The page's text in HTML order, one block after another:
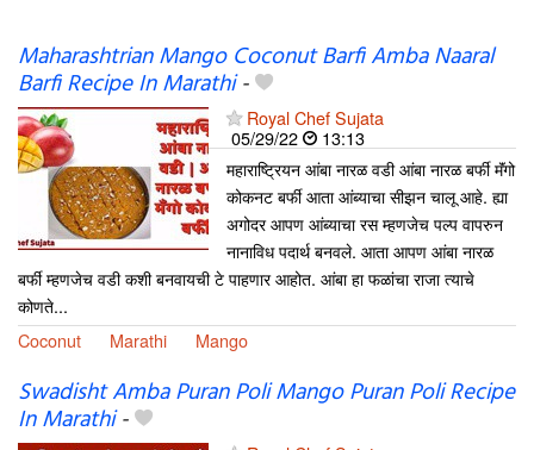
Maharashtrian Mango Coconut Barfi Amba Naaral
Barfi Recipe In Marathi-
Royal Chef Sujata
05/29/22
13:13
महाराष्ट्रियन आंबा नारळ वडी आंबा नारळ बर्फी मॅंगो
कोकनट बर्फी आता आंब्याचा सीझन चालू आहे. ह्या
अगोदर आपण आंब्याचा रस म्हणजेच पल्प वापरुन
नानाविध पदार्थ बनवले. आता आपण आंबा नारळ
बर्फी म्हणजेच वडी कशी बनवायची टे पाहणार आहोत. आंबा हा फळांचा राजा त्याचे
कोणते...
Coconut
Marathi Mango
Swadisht Amba Puran Poli Mango Puran Poli Recipe
In Marathi-